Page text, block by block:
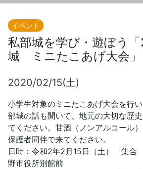
イベント
私部城を学び・遊ぼう
城 ミニたこあげ大会」
2020/02/15(土)
小学生対象のミニたこあげ大会を行
部城の話も聞いて、地元の大切な歴
てください。甘酒（ノンアルコール）
保護者同伴で来てください。
日時：令和2年2月15日（土） 集
野市役所別館前